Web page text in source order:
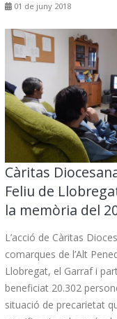
01 de juny 2018
Càritas
Feliu de
la memòria del
L’acció de Càritas
comarques de l’Alt
Llobregat, el Garraf i
beneficiat 20.302
situació de precarietat